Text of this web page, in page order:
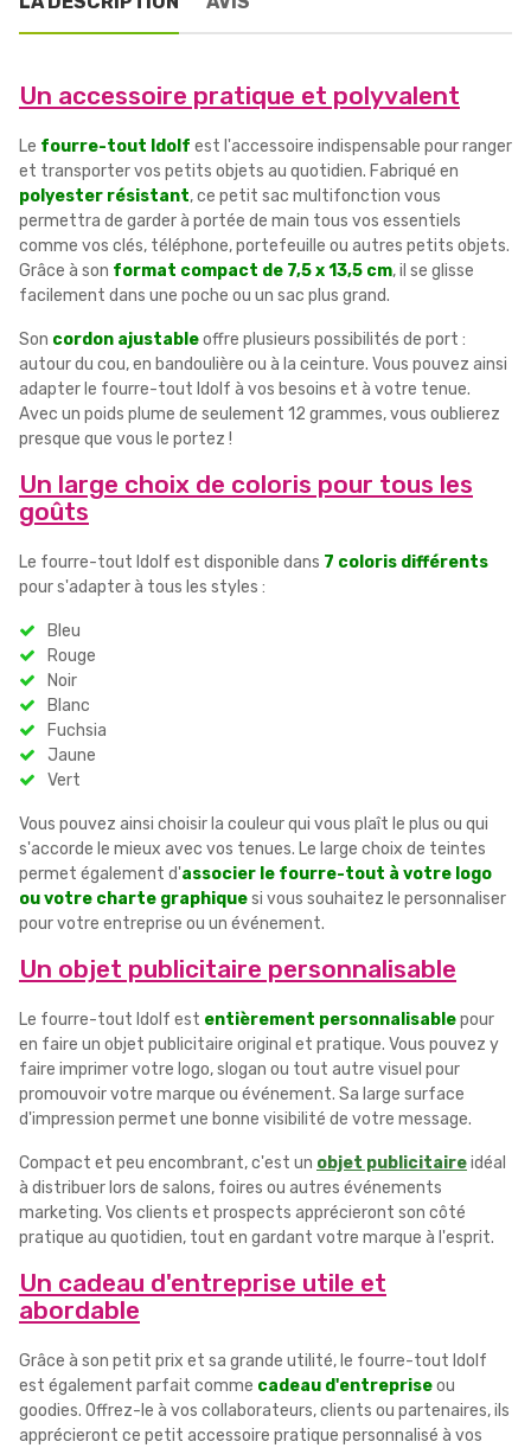
Un accessoire pratique et polyvalent
Le fourre-tout Idolf est l'accessoire indispensable pour ranger
et transporter vos petits objets au quotidien. Fabriqué en
polyester résistant, ce petit sac multifonction vous
permettra de garder à portée de main tous vos essentiels
comme vos clés, téléphone, portefeuille ou autres petits objets.
Grâce à son format compact de 7,5 x 13,5 cm, il se glisse
facilement dans une poche ou un sac plus grand.
Son cordon ajustableoffre plusieurs possibilités de port :
autour du cou, en bandoulière ou à la ceinture. Vous pouvez ainsi
adapter le fourre-tout Idolf à vos besoins et à votre tenue.
Avec un poids plume de seulement 12 grammes, vous oublierez
presque que vous le portez !
Un large choix de coloris pour tous les
goûts
Le fourre-tout Idolf est disponible dans 7 coloris différents
pour s'adapter à tous les styles :
Bleu
Rouge
Noir
Blanc
Fuchsia
Jaune
Vert
Vous pouvez ainsi choisir la couleur qui vous plaît le plus ou qui
s'accorde le mieux avec vos tenues. Le large choix de teintes
permet également d'associer le fourre-tout à votre logo
ou votre charte graphiquesi vous souhaitez le personnaliser
pour votre entreprise ou un événement.
Un objet publicitaire personnalisable
Le fourre-tout Idolf est entièrement personnalisablepour
en faire un objet publicitaire original et pratique. Vous pouvez y
faire imprimer votre logo, slogan ou tout autre visuel pour
promouvoir votre marque ou événement. Sa large surface
d'impression permet une bonne visibilité de votre message.
Compact et peu encombrant, c'est un objet publicitaireidéal
à distribuer lors de salons, foires ou autres événements
marketing. Vos clients et prospects apprécieront son côté
pratique au quotidien, tout en gardant votre marque à l'esprit.
Un cadeau d'entreprise utile et
abordable
Grâce à son petit prix et sa grande utilité, le fourre-tout Idolf
est également parfait comme cadeau d'entrepriseou
goodies. Offrez-le à vos collaborateurs, clients ou partenaires, ils
apprécieront ce petit accessoire pratique personnalisé à vos